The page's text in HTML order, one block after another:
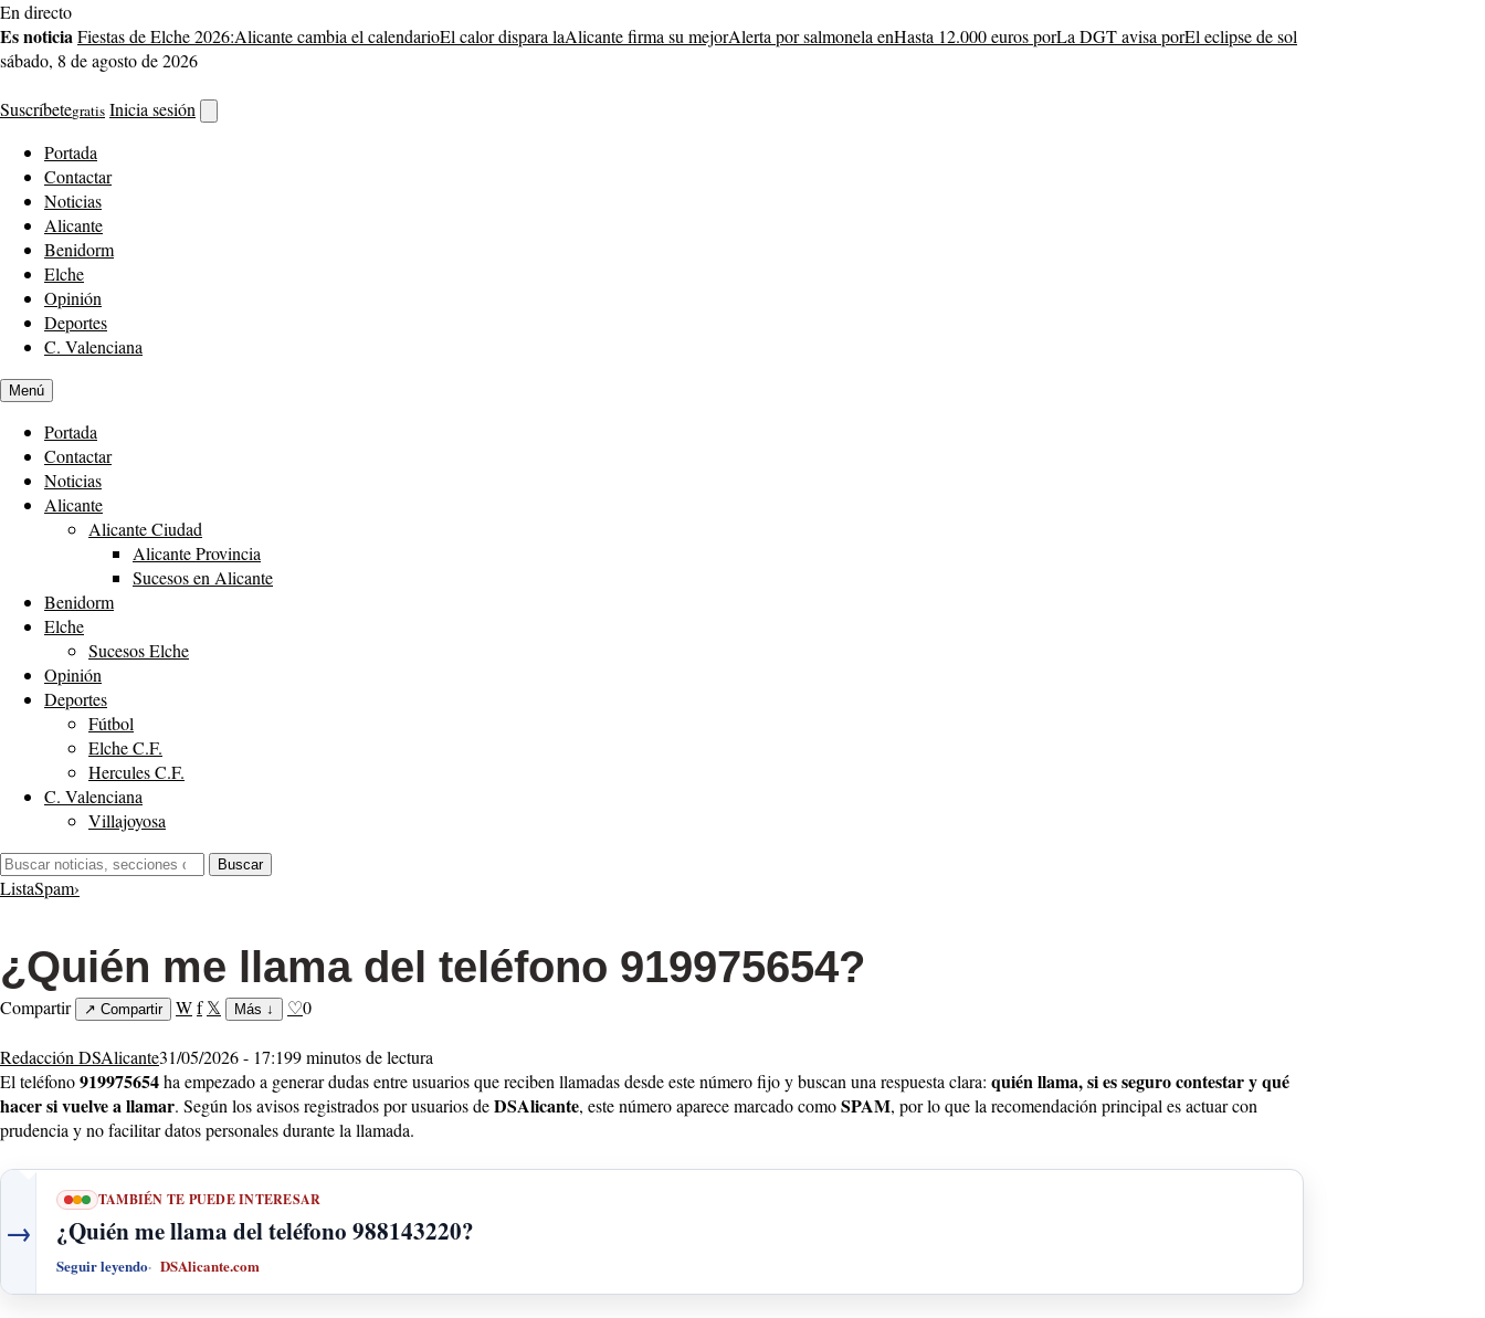
Saltar
al
contenido
En directo
Es noticiaFiestas de Elche 2026:Alicante cambia el calendarioEl calor dispara laAlicante firma su mejorAlerta por salmonela enHasta 12.000 euros porLa DGT avisa porEl eclipse de sol
sábado, 8 de agosto de 2026
Suscríbetegratis Inicia sesión
buscador
Portada
Contactar
Noticias
Alicante
Benidorm
Elche
Opinión
Deportes
C. Valenciana
Menú
Portada
Contactar
Noticias
Alicante
Alicante Ciudad
Alicante Provincia
Sucesos en Alicante
Benidorm
Elche
Sucesos Elche
Opinión
Deportes
Fútbol
Elche C.F.
Hercules C.F.
C. Valenciana
Villajoyosa
Buscar:
Buscar
ListaSpam›
¿Quién me llama del teléfono 919975654?
Compartir ↗ Compartir Wf 𝕏 Más ↓ ♡0
Redacción DSAlicante31/05/2026 - 17:199 minutos de lectura
El teléfono919975654ha empezado a generar dudas entre usuarios que reciben llamadas desde este número fijo y buscan una respuesta clara: quién llama, si es seguro contestar y qué
hacer si vuelve a llamar. Según los avisos registrados por usuarios deDSAlicante, este número aparece marcado comoSPAM, por lo que la recomendación principal es actuar con
prudencia y no facilitar datos personales durante la llamada.
→
TAMBIÉN TE PUEDE INTERESAR
¿Quién me llama del teléfono 988143220?
Seguir leyendo DSAlicante.com